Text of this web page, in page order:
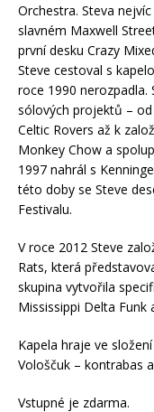
Orchestra. Steva
slavném Maxwell
první desku Crazy
Steve cestoval s
roce 1990
sólových projektů –
Celtic Rovers až k
Monkey Chow a
1997 nahrál s
této doby se Steve
Festivalu.
V roce 2012 Steve
Rats, která
skupina vytvořila
Mississippi Delta Funk
Kapela hraje ve
Vološčuk – kontrabas
Vstupné je zdarma.